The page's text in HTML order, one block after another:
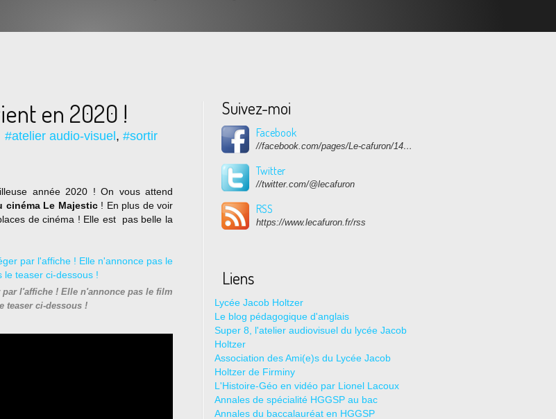
en 2020 !
#atelier audio-visuel , #sortir
année 2020 ! On vous attend
cinéma Le Majestic! En plus de voir
de cinéma ! Elle est pas belle la
l'affiche ! Elle n'annonce pas le film
teaser ci-dessous !
Suivez-moi
Facebook
//facebook.com/pages/Le-cafuron/1415682768741632
Twitter
//twitter.com/@lecafuron
RSS
https://www.lecafuron.fr/rss
Liens
Lycée Jacob Holtzer
Le blog pédagogique d'anglais
Super 8, l'atelier audiovisuel du lycée Jacob
Holtzer
Association des Ami(e)s du Lycée Jacob
Holtzer de Firminy
L'Histoire-Géo en vidéo par Lionel Lacoux
Annales de spécialité HGGSP au bac
Annales du baccalauréat en HGGSP